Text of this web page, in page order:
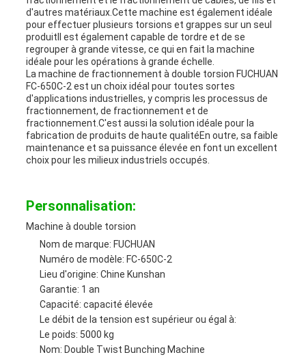
d'autres matériaux.Cette machine est également idéale
pour effectuer plusieurs torsions et grappes sur un seul
produitIl est également capable de tordre et de se
regrouper à grande vitesse, ce qui en fait la machine
idéale pour les opérations à grande échelle.
La machine de fractionnement à double torsion FUCHUAN
FC-650C-2 est un choix idéal pour toutes sortes
d'applications industrielles, y compris les processus de
fractionnement, de fractionnement et de
fractionnement.C'est aussi la solution idéale pour la
fabrication de produits de haute qualitéEn outre, sa faible
maintenance et sa puissance élevée en font un excellent
choix pour les milieux industriels occupés.
Personnalisation:
Machine à double torsion
Nom de marque: FUCHUAN
Numéro de modèle: FC-650C-2
Lieu d'origine: Chine Kunshan
Garantie: 1 an
Capacité: capacité élevée
Le débit de la tension est supérieur ou égal à:
Le poids: 5000 kg
Nom: Double Twist Bunching Machine